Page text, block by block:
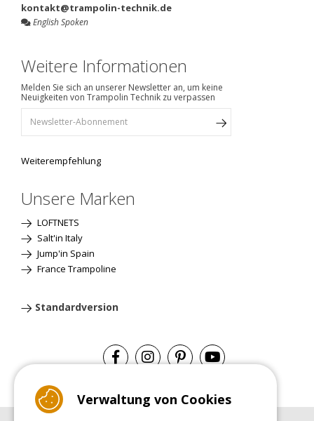
kontakt@trampolin-technik.de
English Spoken
Weitere Informationen
Melden Sie sich an unserer Newsletter an, um keine
Neuigkeiten von Trampolin Technik zu verpassen
Weiterempfehlung
Unsere Marken
LOFTNETS
Salt'in Italy
Jump'in Spain
France Trampoline
Standardversion
Verwaltung von Cookies